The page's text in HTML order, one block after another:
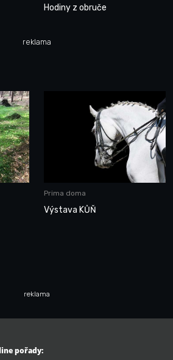
Hodiny z obruče
reklama
Prima doma
Výstava KŮŇ
reklama
pořady: